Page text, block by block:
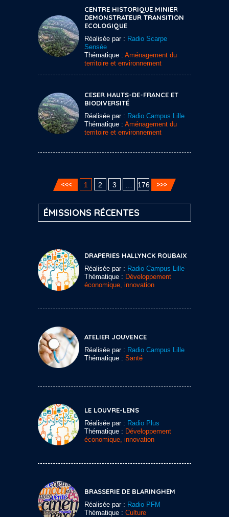
CENTRE HISTORIQUE MINIER
DEMONSTRATEUR TRANSITION
ECOLOGIQUE
Réalisée par : Radio Scarpe
Sensée
Thématique : Aménagement du
territoire et environnement
CESER HAUTS-DE-FRANCE ET
BIODIVERSITÉ
Réalisée par : Radio Campus Lille
Thématique : Aménagement du
territoire et environnement
1 2 3 176
ÉMISSIONS RÉCENTES
DRAPERIES HALLYNCK ROUBAIX
Réalisée par : Radio Campus Lille
Thématique : Développement
économique, innovation
ATELIER JOUVENCE
Réalisée par : Radio Campus Lille
Thématique : Santé
LE LOUVRE-LENS
Réalisée par : Radio Plus
Thématique : Développement
économique, innovation
BRASSERIE DE BLARINGHEM
Réalisée par : Radio PFM
Thématique : Culture